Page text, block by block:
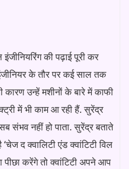
की पढ़ाई पूरी कर
के तौर पर कई साल तक
उन्हें मशीनों के बारे में काफी
में भी काम आ रही हैं. सुरेंद्र
संभव नहीं हो पाता. सुरेंद्र बताते
द क्वालिटी एंड क्वांटिटी विल
करेंगे तो क्वांटिटी अपने आप